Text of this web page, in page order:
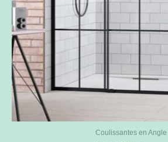
Coulissantes en Angle